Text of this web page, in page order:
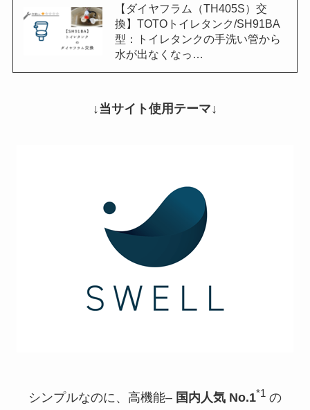
【ダイヤフラム（TH405S）交
換】TOTOトイレタンク/SH91BA
型：トイレタンクの手洗い管から
水が出なくなっ…
↓当サイト使用テーマ↓
シンプルなのに、高機能– 国内人気 No.1*1 の